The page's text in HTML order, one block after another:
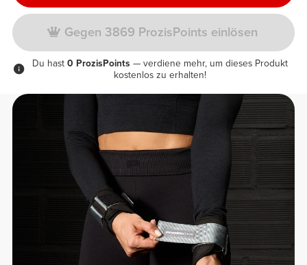
Gegen 3869 ProzisPoints einlösen
Du hast 0 ProzisPoints — verdiene mehr, um dieses Produkt
kostenlos zu erhalten!